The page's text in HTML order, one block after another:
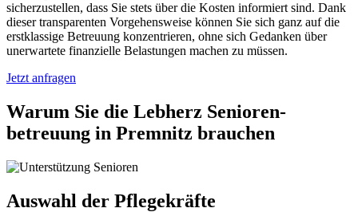
sicherzustellen, dass Sie stets über die Kosten informiert sind. Dank
dieser transparenten Vorgehensweise können Sie sich ganz auf die
erstklassige Betreuung konzentrieren, ohne sich Gedanken über
unerwartete finanzielle Belastungen machen zu müssen.
Jetzt anfragen
Warum Sie die Lebherz Senioren­
betreuung in Premnitz brauchen
Auswahl der Pflegekräfte